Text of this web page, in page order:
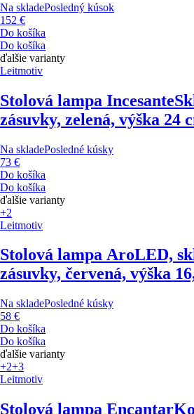
Na skladePosledný kúsok
152 €
Do košíka
Do košíka
ďalšie varianty
Leitmotiv
Stolová lampa Incesante
zásuvky, zelená, výška 24
Na skladePosledné kúsky
73 €
Do košíka
Do košíka
ďalšie varianty
+2
Leitmotiv
Stolová lampa AroLED,
zásuvky, červená, výška
Na skladePosledné kúsky
58 €
Do košíka
Do košíka
ďalšie varianty
+2+3
Leitmotiv
Stolová lampa Encantar